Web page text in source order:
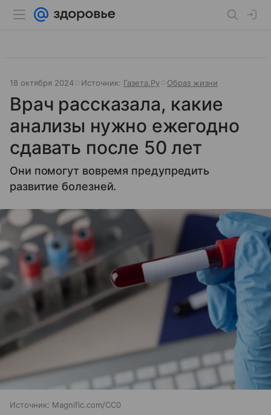
18 октября 2024 Источник: Газета.Ру Образ жизни
Врач рассказала, какие
анализы нужно ежегодно
сдавать после 50 лет
Они помогут вовремя предупредить
развитие болезней.
Источник: Magnific.com/CC0